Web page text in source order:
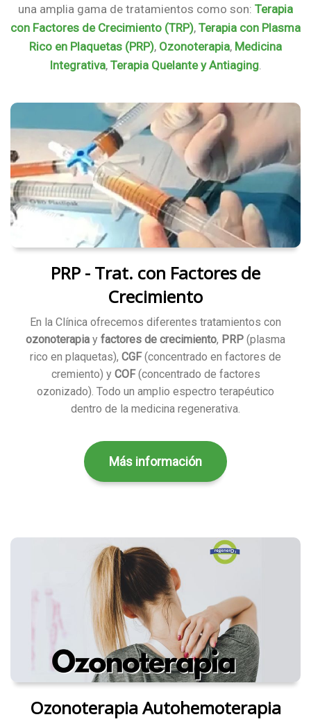
una amplia gama de tratamientos como son: Terapia
con Factores de Crecimiento (TRP), Terapia con Plasma
Rico en Plaquetas (PRP), Ozonoterapia, Medicina
Integrativa, Terapia Quelante y Antiaging.
PRP - Trat. con Factores de
Crecimiento
En la Clínica ofrecemos diferentes tratamientos con
ozonoterapia y factores de crecimiento, PRP (plasma
rico en plaquetas), CGF(concentrado en factores de
cremiento) y COF(concentrado de factores
ozonizado). Todo un amplio espectro terapéutico
dentro de la medicina regenerativa.
Más información
Ozonoterapia Autohemoterapia